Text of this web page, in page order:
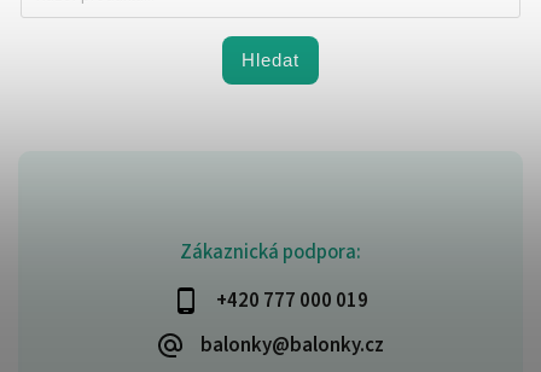
Zákaznická podpora:
+420 777 000 019
balonky@balonky.cz
Hledat